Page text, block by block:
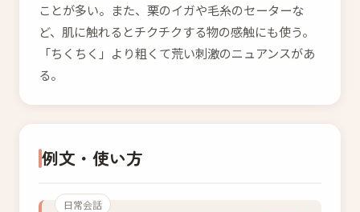
ことが多い。また、栗のイガや毛糸のセーターな
ど、肌に触れるとチクチクする物の感触にも使う。
「ちくちく」より粗くて荒い刺激のニュアンスがあ
る。
例文・使い方
日常会話